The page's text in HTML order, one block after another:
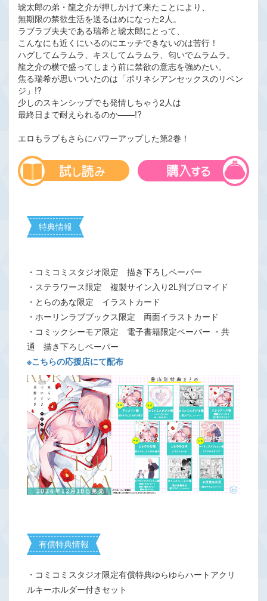
琥太郎の弟・龍之介が押しかけて来たことにより、
無期限の禁欲生活を送るはめになった2人。
ラブラブ夫夫である瑞希と琥太郎にとって、
こんなにも近くにいるのにエッチできないのは苦行！
ハグしてムラムラ、キスしてムラムラ、匂いでムラムラ。
龍之介の横で盛ってしまう前に禁欲の意志を強めたい。
焦る瑞希が思いついたのは「ポリネシアンセックスのリベン
ジ」!?
少しのスキンシップでも発情しちゃう2人は
最終日まで耐えられるのか――!?
エロもラブもさらにパワーアップした第2巻！
特典情報
・コミコミスタジオ限定 描き下ろしペーパー
・ステラワース限定 複製サイン入り2L判ブロマイド
・とらのあな限定 イラストカード
・ホーリンラブブックス限定 両面イラストカード
・コミックシーモア限定 電子書籍限定ペーパー ・共
通 描き下ろしペーパー
※こちらの応援店にて配布
有償特典情報
・コミコミスタジオ限定有償特典ゆらゆらハートアクリ
ルキーホルダー付きセット